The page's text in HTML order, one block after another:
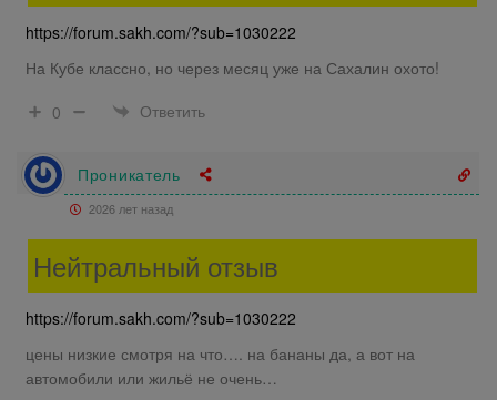
https://forum.sakh.com/?sub=1030222
На Кубе классно, но через месяц уже на Сахалин охото!
0
Ответить
Проникатель
2026 лет назад
Нейтральный отзыв
https://forum.sakh.com/?sub=1030222
цены низкие смотря на что…. на бананы да, а вот на
автомобили или жильё не очень…